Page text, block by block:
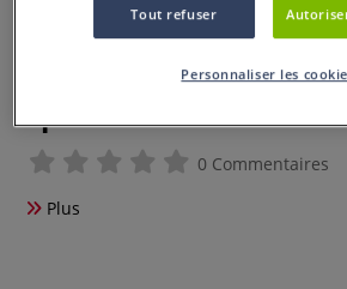
Set de 4 encres fluo
Speedball
0 Commentaires
Plus
Tout refuser
Personnaliser les